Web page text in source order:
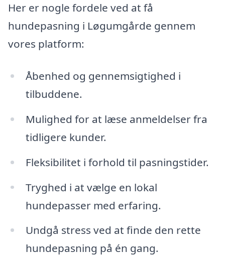
Her er nogle fordele ved at få
hundepasning i Løgumgårde gennem
vores platform:
Åbenhed og gennemsigtighed i
tilbuddene.
Mulighed for at læse anmeldelser fra
tidligere kunder.
Fleksibilitet i forhold til pasningstider.
Tryghed i at vælge en lokal
hundepasser med erfaring.
Undgå stress ved at finde den rette
hundepasning på én gang.